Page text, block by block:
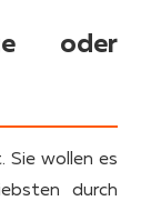
oder
Sie wollen es
durch